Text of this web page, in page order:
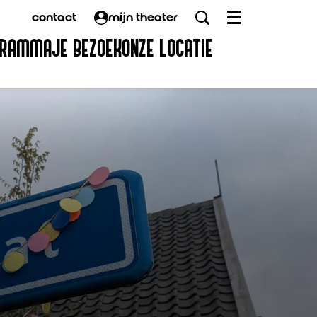
contact mijn theater
JE BEZOEK ONZE LOCATIE
Menu